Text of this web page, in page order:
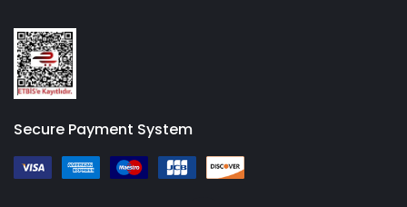
Secure Payment System